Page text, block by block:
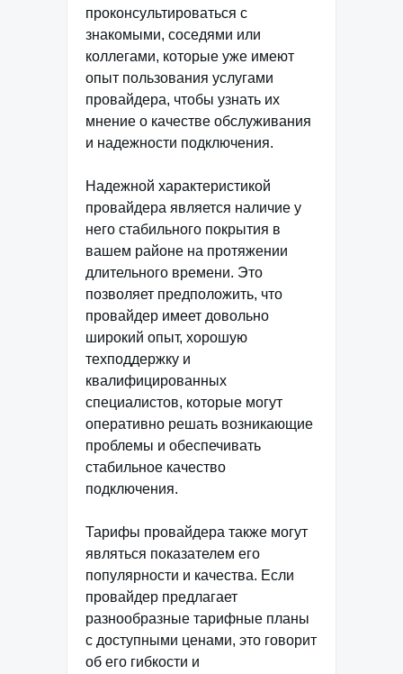
проконсультироваться с
знакомыми, соседями или
коллегами, которые уже имеют
опыт пользования услугами
провайдера, чтобы узнать их
мнение о качестве обслуживания
и надежности подключения.
Надежной характеристикой
провайдера является наличие у
него стабильного покрытия в
вашем районе на протяжении
длительного времени. Это
позволяет предположить, что
провайдер имеет довольно
широкий опыт, хорошую
техподдержку и
квалифицированных
специалистов, которые могут
оперативно решать возникающие
проблемы и обеспечивать
стабильное качество
подключения.
Тарифы провайдера также могут
являться показателем его
популярности и качества. Если
провайдер предлагает
разнообразные тарифные планы
с доступными ценами, это говорит
об его гибкости и